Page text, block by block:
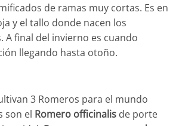
de ramas muy cortas. Es en
y el tallo donde nacen los
A final del invierno es cuando
llegando hasta otoño.
3 Romeros para el mundo
son el Romero officinalis de porte